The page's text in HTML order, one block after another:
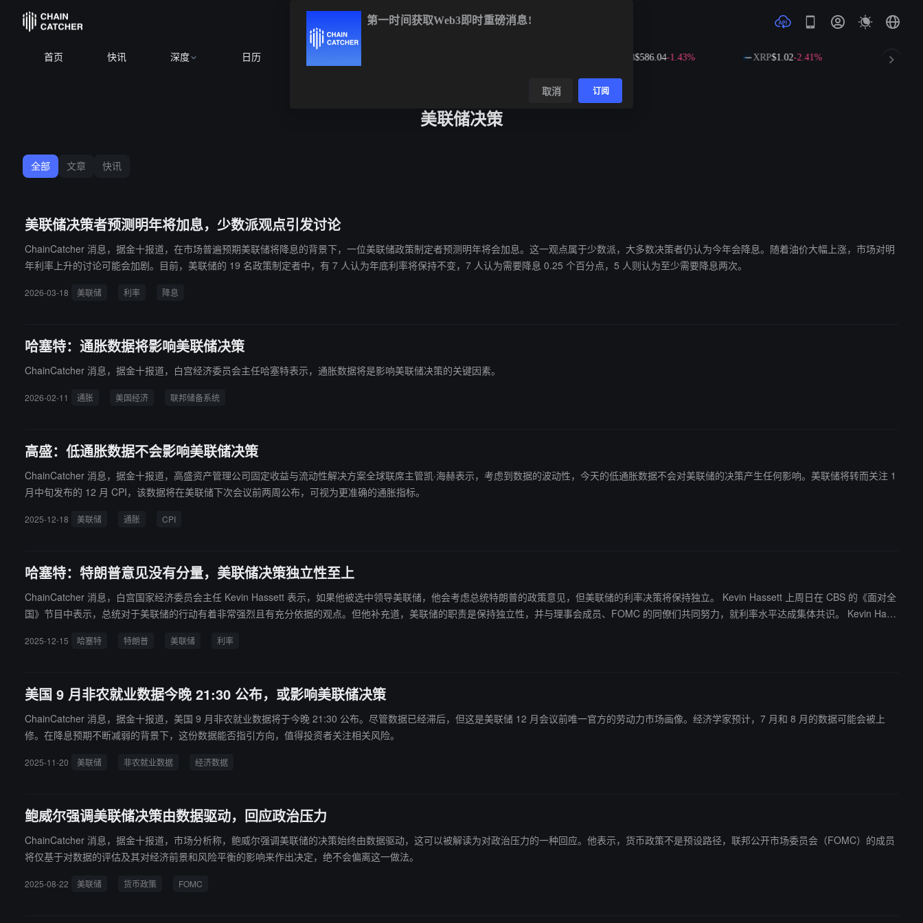
首页 快讯 深度 日历 $586.04-1.43% XRP$1.02 -2.41% SOL
美联储决策
全部 文章 快讯
美联储决策者预测明年将加息，少数派观点引发讨论
ChainCatcher 消息，据金十报道，在市场普遍预期美联储将降息的背景下，一位美联储政策制定者预测明年将会加息。这一观点属于少数派，大多数决策者仍认为今年会降息。随着油价大幅上涨，市场对明
年利率上升的讨论可能会加剧。目前，美联储的 19 名政策制定者中，有 7 人认为年底利率将保持不变，7 人认为需要降息 0.25 个百分点，5 人则认为至少需要降息两次。
2026-03-18 美联储 利率 降息
哈塞特：通胀数据将影响美联储决策
ChainCatcher 消息，据金十报道，白宫经济委员会主任哈塞特表示，通胀数据将是影响美联储决策的关键因素。
2026-02-11 通胀 美国经济 联邦储备系统
高盛：低通胀数据不会影响美联储决策
ChainCatcher 消息，据金十报道，高盛资产管理公司固定收益与流动性解决方案全球联席主管凯·海赫表示，考虑到数据的波动性，今天的低通胀数据不会对美联储的决策产生任何影响。美联储将转而关注 1
月中旬发布的 12 月 CPI，该数据将在美联储下次会议前两周公布，可视为更准确的通胀指标。
2025-12-18 美联储 通胀 CPI
哈塞特：特朗普意见没有分量，美联储决策独立性至上
ChainCatcher 消息，白宫国家经济委员会主任 Kevin Hassett 表示，如果他被选中领导美联储，他会考虑总统特朗普的政策意见，但美联储的利率决策将保持独立。 Kevin Hassett 上周日在 CBS 的《面对全
国》节目中表示，总统对于美联储的行动有着非常强烈且有充分依据的观点。但他补充道，美联储的职责是保持独立性，并与理事会成员、FOMC 的同僚们共同努力，就利率水平达成集体共识。 Kevin Hass
的人选。
2025-12-15 哈塞特 特朗普 美联储 利率
美国 9 月非农就业数据今晚 21:30 公布，或影响美联储决策
ChainCatcher 消息，据金十报道，美国 9 月非农就业数据将于今晚 21:30 公布。尽管数据已经滞后，但这是美联储 12 月会议前唯一官方的劳动力市场画像。经济学家预计，7 月和 8 月的数据可能会被上
修。在降息预期不断减弱的背景下，这份数据能否指引方向，值得投资者关注相关风险。
2025-11-20 美联储 非农就业数据 经济数据
鲍威尔强调美联储决策由数据驱动，回应政治压力
ChainCatcher 消息，据金十报道，市场分析称，鲍威尔强调美联储的决策始终由数据驱动，这可以被解读为对政治压力的一种回应。他表示，货币政策不是预设路径，联邦公开市场委员会（FOMC）的成员
将仅基于对数据的评估及其对经济前景和风险平衡的影响来作出决定，绝不会偏离这一做法。
2025-08-22 美联储 货币政策 FOMC
第一时间获取Web3即时重磅消息!
取消 订阅